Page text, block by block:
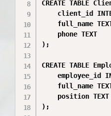
CREATE TABLE
client_id
full_name
    phone TEXT
);
CREATE TABLE
employee_id
full_name
    position TEXT
);